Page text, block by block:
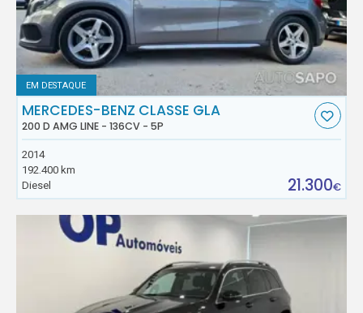
EM DESTAQUE
MERCEDES-BENZ CLASSE GLA
200 D AMG LINE - 136CV - 5P
2014
192.400 km
Diesel
21.300€